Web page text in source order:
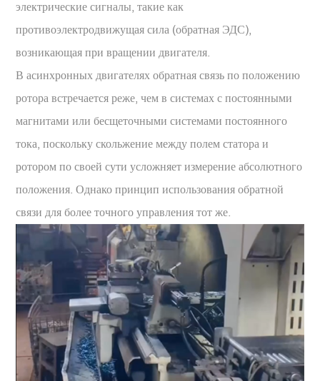
электрические сигналы, такие как
противоэлектродвижущая сила (обратная ЭДС),
возникающая при вращении двигателя.
В асинхронных двигателях обратная связь по положению
ротора встречается реже, чем в системах с постоянными
магнитами или бесщеточными системами постоянного
тока, поскольку скольжение между полем статора и
ротором по своей сути усложняет измерение абсолютного
положения. Однако принцип использования обратной
связи для более точного управления тот же.